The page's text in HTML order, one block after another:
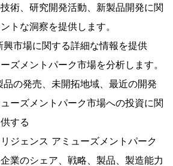
術、研究開発活動、新製品開発に関
トな洞察を提供します。
市場に関する詳細な情報を提供
ズメントパーク市場を分析します。
の発売、未開拓地域、最近の開発
ーズメントパーク市場への投資に関
する
ジェンス アミューズメントパーク
業のシェア、戦略、製品、製造能力